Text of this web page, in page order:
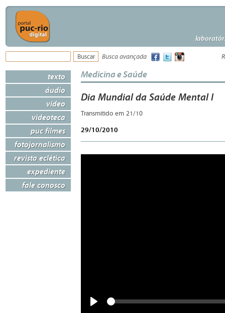
Busca avançada
texto
áudio
vídeo
videoteca
puc filmes
fotojornalismo
revista eclética
expediente
fale conosco
Medicina e Saúde
Dia Mundial da Saúde Mental I
Transmitido em 21/10
29/10/2010
Seek